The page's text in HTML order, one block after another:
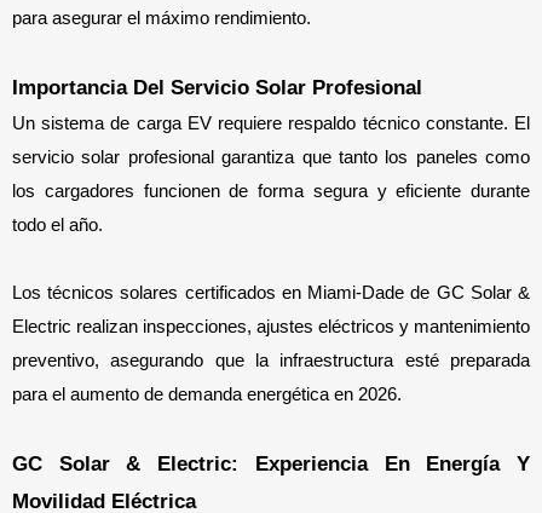
para asegurar el máximo rendimiento.
Importancia Del Servicio Solar Profesional
Un sistema de carga EV requiere respaldo técnico constante. El
servicio solar profesional garantiza que tanto los paneles como
los cargadores funcionen de forma segura y eficiente durante
todo el año.
Los técnicos solares certificados en Miami-Dade de GC Solar &
Electric realizan inspecciones, ajustes eléctricos y mantenimiento
preventivo, asegurando que la infraestructura esté preparada
para el aumento de demanda energética en 2026.
GC Solar & Electric: Experiencia En Energía Y
Movilidad Eléctrica